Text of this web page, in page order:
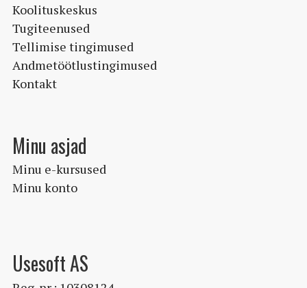
Koolituskeskus
Tugiteenused
Tellimise tingimused
Andmetöötlustingimused
Kontakt
Minu asjad
Minu e-kursused
Minu konto
Usesoft AS